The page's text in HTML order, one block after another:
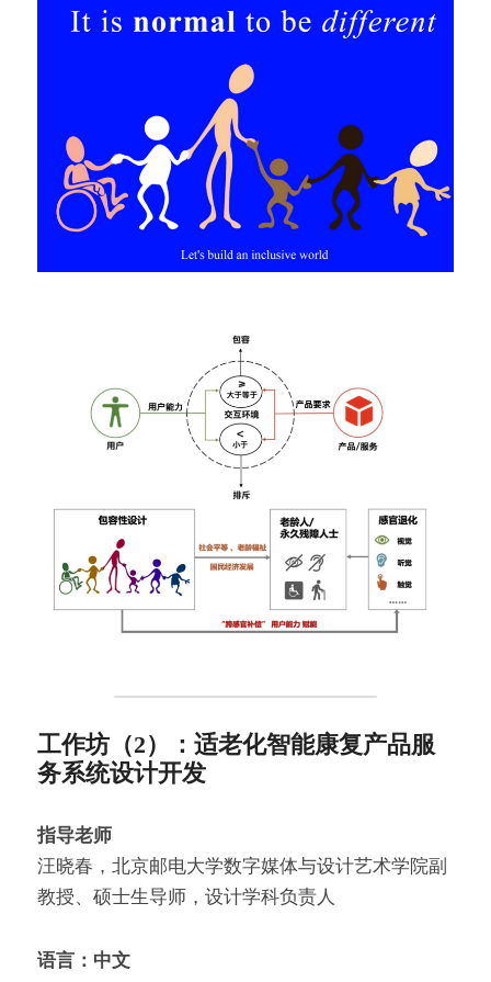
工作坊（2）：适老化智能康复产品服
务系统设计开发
指导老师
汪晓春，北京邮电大学数字媒体与设计艺术学院副
教授、硕士生导师，设计学科负责人
语言：中文